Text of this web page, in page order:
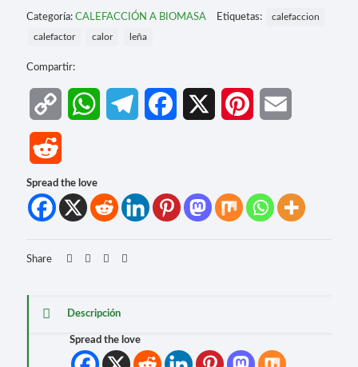
Categoría: CALEFACCIÓN A BIOMASA Etiquetas: calefaccion
calefactor calor leña
Compartir:
Copy WhatsAppTelegramFacebook Pinterest
Spread the love
Share
Descripción
Spread the love